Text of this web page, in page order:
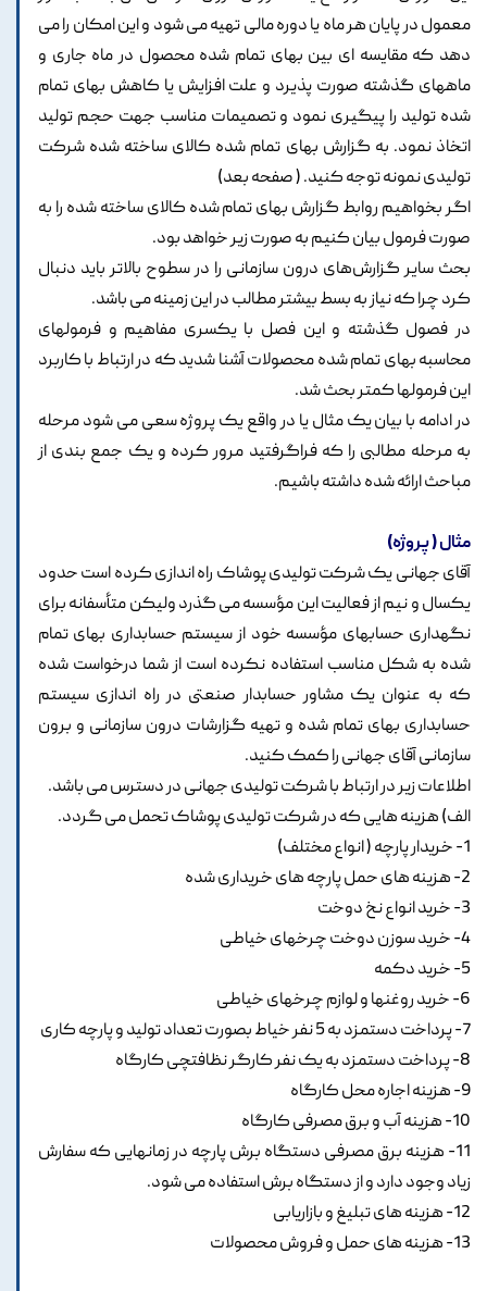
معمول در پایان هر ماه یا دوره مالی تهیه می شود و این امکان را می
دهد که مقایسه ای بین بهای تمام شده محصول در ماه جاری و
ماههای گذشته صورت پذیرد و علت افزایش یا کاهش بهای تمام
شده تولید را پیگیری نمود و تصمیمات مناسب جهت حجم تولید
اتخاذ نمود. به گزارش بهای تمام شده کالای ساخته شده شرکت
تولیدی نمونه توجه کنید. ( صفحه بعد)
اگر بخواهیم روابط گزارش بهای تمام شده کالای ساخته شده را به
صورت فرمول بیان کنیم به صورت زیر خواهد بود.
بحث سایر گزارش‌های درون سازمانی را در سطوح بالاتر باید دنبال
کرد چرا که نیاز به بسط بیشتر مطالب در این زمینه می باشد.
در فصول گذشته و این فصل با یکسری مفاهیم و فرمولهای
محاسبه بهای تمام شده محصولات آشنا شدید که در ارتباط با کاربرد
این فرمولها کمتر بحث شد.
در ادامه با بیان یک مثال یا در واقع یک پروژه سعی می شود مرحله
به مرحله مطالبی را که فراگرفتید مرور کرده و یک جمع بندی از
مباحث ارائه شده داشته باشیم.
مثال ( پروژه)
آقای جهانی یک شرکت تولیدی پوشاک راه اندازی کرده است حدود
یکسال و نیم از فعالیت این مؤسسه می گذرد ولیکن متأسفانه برای
نگهداری حسابهای مؤسسه خود از سیستم حسابداری بهای تمام
شده به شکل مناسب استفاده نکرده است از شما درخواست شده
که به عنوان یک مشاور حسابدار صنعتی در راه اندازی سیستم
حسابداری بهای تمام شده و تهیه گزارشات درون سازمانی و برون
سازمانی آقای جهانی را کمک کنید.
اطلاعات زیر در ارتباط با شرکت تولیدی جهانی در دسترس می باشد.
الف) هزینه هایی که در شرکت تولیدی پوشاک تحمل می گردد.
1- خریدار پارچه ( انواع مختلف)
2- هزینه های حمل پارچه های خریداری شده
3- خرید انواع نخ دوخت
4- خرید سوزن دوخت چرخهای خیاطی
5- خرید دکمه
6- خرید روغنها و لوازم چرخهای خیاطی
7- پرداخت دستمزد به 5 نفر خیاط بصورت تعداد تولید و پارچه کاری
8- پرداخت دستمزد به یک نفر کارگر نظافتچی کارگاه
9- هزینه اجاره محل کارگاه
10- هزینه آب و برق مصرفی کارگاه
11- هزینه برق مصرفی دستگاه برش پارچه در زمانهایی که سفارش
زیاد وجود دارد و از دستگاه برش استفاده می شود.
12- هزینه های تبلیغ و بازاریابی
13- هزینه های حمل و فروش محصولات